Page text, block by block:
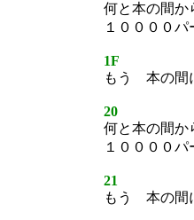
何と本の間
１００００
1F
もう 本の間
20
何と本の間
１００００
21
もう 本の間